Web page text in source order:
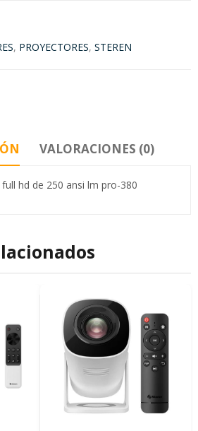
, PROYECTORES, STEREN
VALORACIONES (0)
hd de 250 ansi lm pro-380